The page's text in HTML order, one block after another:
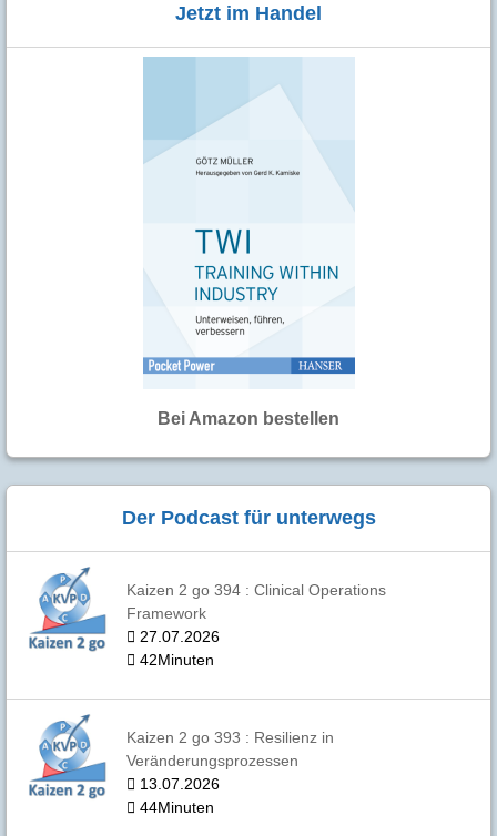
Jetzt im Handel
Bei Amazon bestellen
Der Podcast für unterwegs
Kaizen 2 go 394 : Clinical Operations
Framework
27.07.2026
42Minuten
Kaizen 2 go 393 : Resilienz in
Veränderungsprozessen
13.07.2026
44Minuten